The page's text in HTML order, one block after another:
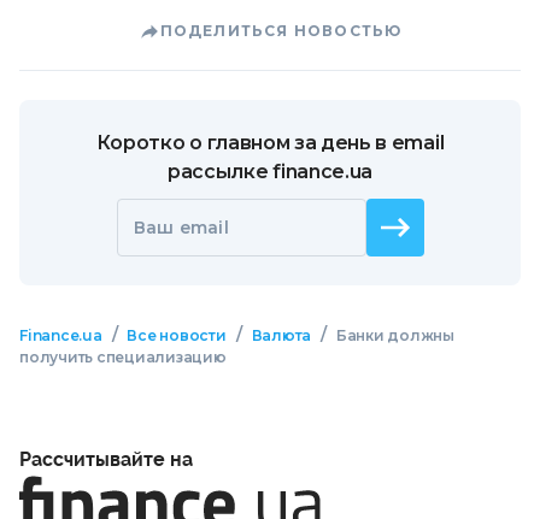
ПОДЕЛИТЬСЯ НОВОСТЬЮ
Коротко о главном за день в email
рассылке finance.ua
Ваш email
Finance.ua / Все новости / Валюта /
Банки должны
получить специализацию
Рассчитывайте на